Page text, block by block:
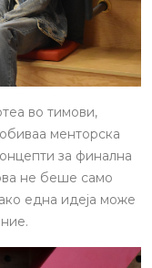
во тимови,
менторска
за финална
не беше само
една идеја може